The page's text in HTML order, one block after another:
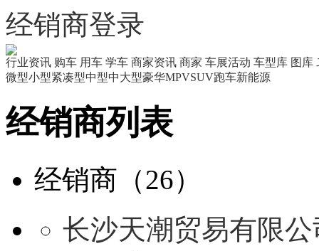
经销商登录
行业资讯 购车 用车 学车 商家资讯 商家 车展活动 车型库 图库
微型小型紧凑型中型中大型豪华MPVSUV跑车新能源
经销商列表
经销商（26）
长沙天潮贸易有限公